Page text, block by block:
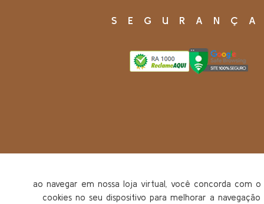
ao navegar em nossa loja virtual, você concorda com
cookies no seu dispositivo para melhorar a